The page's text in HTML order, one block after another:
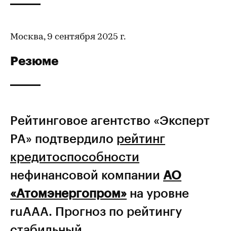
Москва, 9 сентября 2025 г.
Резюме
Рейтинговое агентство «Эксперт
РА» подтвердило рейтинг
кредитоспособности
нефинансовой компании АО
«Атомэнергопром» на уровне
ruААА. Прогноз по рейтингу